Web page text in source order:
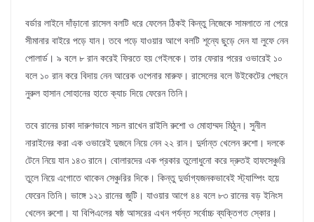
বর্ডার লাইনে দাঁড়ানো রাসেল বলটি ধরে ফেলেন ঠিকই কিন্তু নিজেকে সামলাতে না পেরে
সীমানার বাইরে পড়ে যান। তবে পড়ে যাওয়ার আগে বলটি শূন্যে ছুড়ে দেন যা লুফে নেন
পোলার্ড। ৯ বলে ৮ রান করেই ফিরতে হয় গেইলকে। তার ফেরার পরের ওভারেই ১০
বলে ১০ রান করে বিদায় নেন আরেক ওপেনার মারুফ। রাসেলের বলে উইকেটের পেছনে
নুরুল হাসান সোহানের হাতে ক্যাচ দিয়ে ফেরেন তিনি।
তবে রানের চাকা দারুণভাবে সচল রাখেন রাইলি রুশো ও মোহাম্মদ মিঠুন। সুনীল
নারাইনের করা এক ওভারেই দুজনে নিয়ে নেন ২২ রান। দুর্দান্ত খেলেন রুশো। দলকে
টেনে নিয়ে যান ১৪৩ রানে। বোলারদের এক প্রকার তুলোধুনো করে দ্রুতই হাফসেঞ্চুরি
তুলে নিয়ে এগোতে থাকেন সেঞ্চুরির দিকে। কিন্তু দুর্ভাগ্যজনকভাবেই স্ট্যাম্পিং হয়ে
ফেরেন তিনি। ভাঙ্গে ১২১ রানের জুটি। যাওয়ার আগে ৪৪ বলে ৮৩ রানের বড় ইনিংস
খেলেন রুশো। যা বিপিএলের ষষ্ঠ আসরের এখন পর্যন্ত সর্বোচ্চ ব্যক্তিগত স্কোর।